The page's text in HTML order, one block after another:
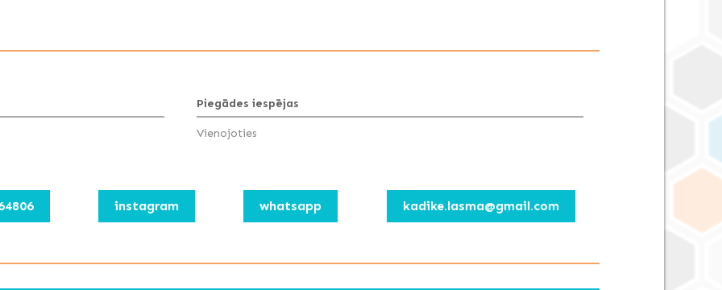
Piegādes iespējas
Vienojoties
instagram whatsapp kadike.lasma@gmail.com